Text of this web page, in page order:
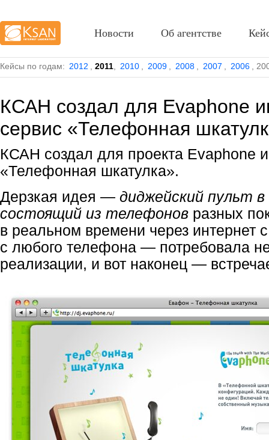
Кейсы по годам: 2012 2011 2010 2009 2008 2007 2006
КСАН создал для Evaphone
сервис «Телефонная
КСАН создал для проекта Evaphone
«Телефонная шкатулка».
Дерзкая идея — диджейский пульт
состоящий из телефонов разных
в реальном времени через интернет
с любого телефона — потребовала
реализации, и вот наконец —
Новости Об агентстве